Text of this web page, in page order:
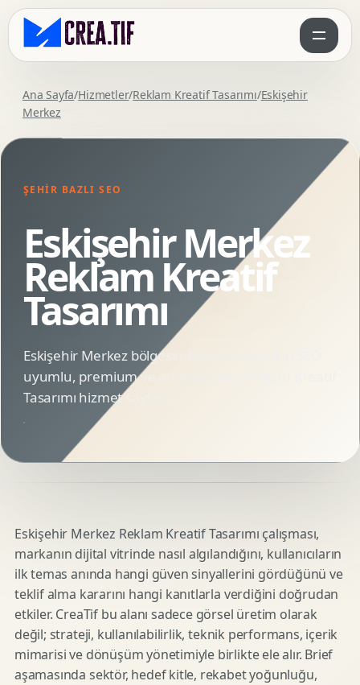
Ana Sayfa/Hizmetler/Reklam Kreatif Tasarımı/Eskişehir
Merkez
ŞEHIR BAZLI SEO
Eskişehir Merkez
Reklam Kreatif
Tasarımı
Eskişehir Merkez bölgesindeki markalar için SEO
uyumlu, premium ve animasyonlu Reklam Kreatif
Tasarımı hizmet sayfası.
Eskişehir Merkez Reklam Kreatif Tasarımı çalışması,
markanın dijital vitrinde nasıl algılandığını, kullanıcıların
ilk temas anında hangi güven sinyallerini gördüğünü ve
teklif alma kararını hangi kanıtlarla verdiğini doğrudan
etkiler. CreaTif bu alanı sadece görsel üretim olarak
değil; strateji, kullanılabilirlik, teknik performans, içerik
mimarisi ve dönüşüm yönetimiyle birlikte ele alır. Brief
aşamasında sektör, hedef kitle, rekabet yoğunluğu,